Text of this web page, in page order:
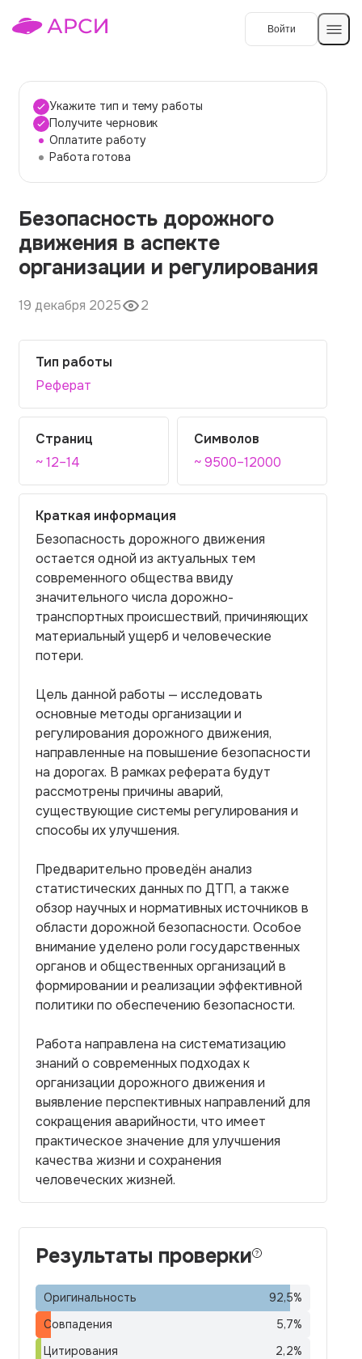
Войти
Темы работ
О сервисе
О компании
Наши гарантии
Вопросы и ответы
Контакты
Укажите тип и тему работы
Получите черновик
Оплатите работу
Работа готова
Безопасность дорожного
движения в аспекте
организации и регулирования
19 декабря 2025 2
Тип работы
Реферат
Страниц
~ 12–14
Символов
~ 9500–12000
Краткая информация
Безопасность дорожного движения
остается одной из актуальных тем
современного общества ввиду
значительного числа дорожно-
транспортных происшествий, причиняющих
материальный ущерб и человеческие
потери.
Цель данной работы — исследовать
основные методы организации и
регулирования дорожного движения,
направленные на повышение безопасности
на дорогах. В рамках реферата будут
рассмотрены причины аварий,
существующие системы регулирования и
способы их улучшения.
Предварительно проведён анализ
статистических данных по ДТП, а также
обзор научных и нормативных источников в
области дорожной безопасности. Особое
внимание уделено роли государственных
органов и общественных организаций в
формировании и реализации эффективной
политики по обеспечению безопасности.
Работа направлена на систематизацию
знаний о современных подходах к
организации дорожного движения и
выявление перспективных направлений для
сокращения аварийности, что имеет
практическое значение для улучшения
качества жизни и сохранения
человеческих жизней.
Результаты проверки
Оригинальность 92,5%
Совпадения
5,7%
Цитирования
2,2%